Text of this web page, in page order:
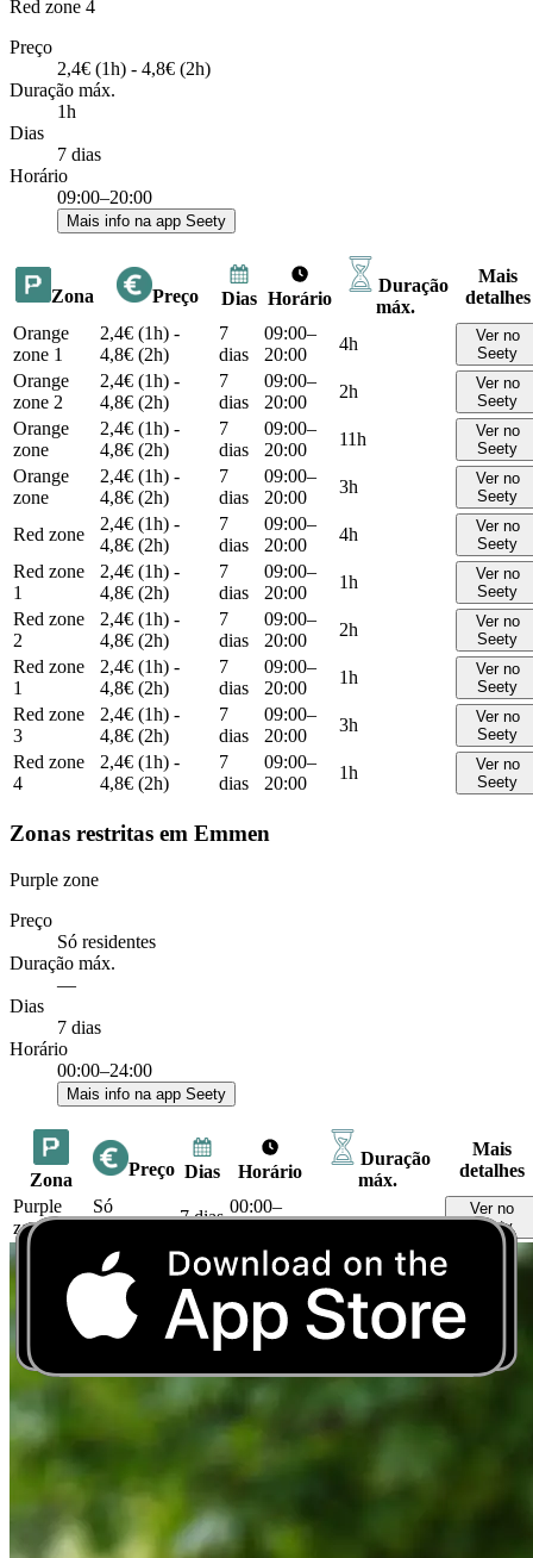
Red zone 4
Preço
2,4€ (1h) - 4,8€ (2h)
Duração máx.
1h
Dias
7 dias
Horário
09:00–20:00
Mais info na app Seety
Zona Preço Dias Horário
Duração
máx.
Mais
detalhes
Orange
zone 1
2,4€ (1h) -
4,8€ (2h)
7
dias
09:00–
20:00
4h
Ver no
Seety
Orange
zone 2
2,4€ (1h) -
4,8€ (2h)
7
dias
09:00–
20:00
2h
Ver no
Seety
Orange
zone
2,4€ (1h) -
4,8€ (2h)
7
dias
09:00–
20:00
11h
Ver no
Seety
Orange
zone
2,4€ (1h) -
4,8€ (2h)
7
dias
09:00–
20:00
3h
Ver no
Seety
Red zone
2,4€ (1h) -
4,8€ (2h)
7
dias
09:00–
20:00
4h
Ver no
Seety
Red zone
1
2,4€ (1h) -
4,8€ (2h)
7
dias
09:00–
20:00
1h
Ver no
Seety
Red zone
2
2,4€ (1h) -
4,8€ (2h)
7
dias
09:00–
20:00
2h
Ver no
Seety
Red zone
1
2,4€ (1h) -
4,8€ (2h)
7
dias
09:00–
20:00
1h
Ver no
Seety
Red zone
3
2,4€ (1h) -
4,8€ (2h)
7
dias
09:00–
20:00
3h
Ver no
Seety
Red zone
4
2,4€ (1h) -
4,8€ (2h)
7
dias
09:00–
20:00
1h
Ver no
Seety
Zonas restritas em Emmen
Purple zone
Preço
Só residentes
Duração máx.
—
Dias
7 dias
Horário
00:00–24:00
Mais info na app Seety
Zona
Preço Dias Horário
Duração
máx.
Mais
detalhes
Purple
zone
Só
7 dias
00:00–
—
Ver no
Seety